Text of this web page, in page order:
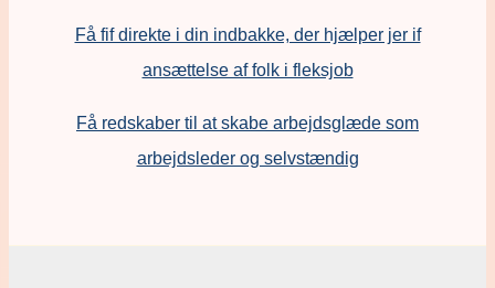
Få fif direkte i din indbakke, der hjælper jer if
ansættelse af folk i fleksjob
Få redskaber til at skabe arbejdsglæde som
arbejdsleder og selvstændig